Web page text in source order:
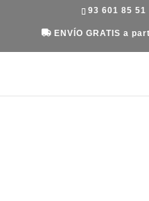
93 601 85 51
ENVÍO GRATIS a